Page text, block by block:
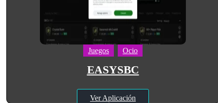
Juegos Ocio
EASYSBC
Ver Aplicación